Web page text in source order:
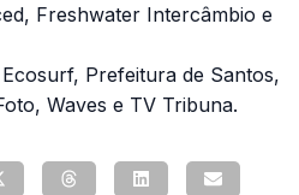
Freshwater Intercâmbio e
Prefeitura de Santos,
Waves e TV Tribuna.